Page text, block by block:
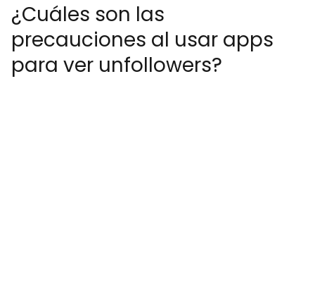
¿Cuáles son las
precauciones al usar apps
para ver unfollowers?